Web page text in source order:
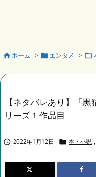
ホーム > エンタメ > 
【ネタバレあり】「
リーズ１作品目
 2022年1月12日  本・小説 ,